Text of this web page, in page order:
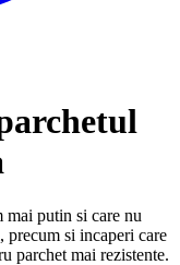
putin si care nu
precum si incaperi care
parchet mai rezistente.